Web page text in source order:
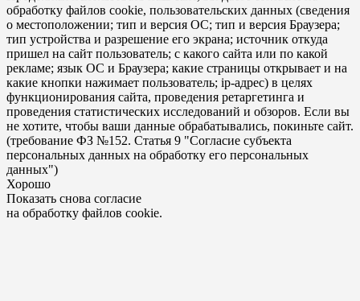
обработку файлов cookie, пользовательских данных (сведения
о местоположении; тип и версия ОС; тип и версия Браузера;
тип устройства и разрешение его экрана; источник откуда
пришел на сайт пользователь; с какого сайта или по какой
рекламе; язык ОС и Браузера; какие страницы открывает и на
какие кнопки нажимает пользователь; ip-адрес) в целях
функционирования сайта, проведения ретаргетинга и
проведения статистических исследований и обзоров. Если вы
не хотите, чтобы ваши данные обрабатывались, покиньте сайт.
(требование ФЗ №152. Статья 9 "Согласие субъекта
персональных данных на обработку его персональных
данных")
Хорошо
Показать снова согласие
на обработку файлов cookie.